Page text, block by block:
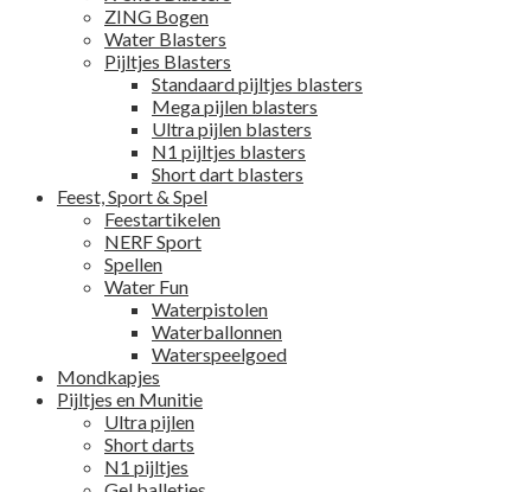
ZING Bogen
Water Blasters
Pijltjes Blasters
Standaard pijltjes blasters
Mega pijlen blasters
Ultra pijlen blasters
N1 pijltjes blasters
Short dart blasters
Feest, Sport & Spel
Feestartikelen
NERF Sport
Spellen
Water Fun
Waterpistolen
Waterballonnen
Waterspeelgoed
Mondkapjes
Pijltjes en Munitie
Ultra pijlen
Short darts
N1 pijltjes